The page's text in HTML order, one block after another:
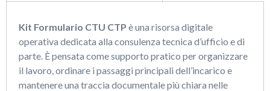
Kit Formulario CTU CTP è una risorsa digitale
operativa dedicata alla consulenza tecnica d’ufficio e di
parte. È pensata come supporto pratico per organizzare
il lavoro, ordinare i passaggi principali dell’incarico e
mantenere una traccia documentale più chiara nelle